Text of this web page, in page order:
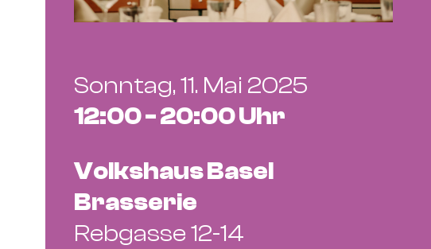
Sonntag, 11. Mai 2025
12:00 - 20:00 Uhr
Volkshaus Basel
Brasserie
Rebgasse 12-14